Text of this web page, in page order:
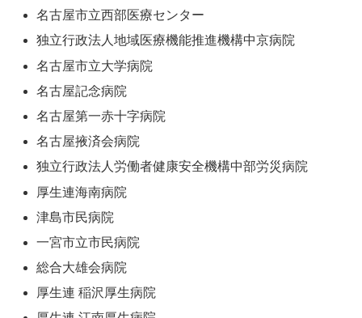
名古屋市立西部医療センター
独立行政法人地域医療機能推進機構中京病院
名古屋市立大学病院
名古屋記念病院
名古屋第一赤十字病院
名古屋掖済会病院
独立行政法人労働者健康安全機構中部労災病院
厚生連海南病院
津島市民病院
一宮市立市民病院
総合大雄会病院
厚生連 稲沢厚生病院